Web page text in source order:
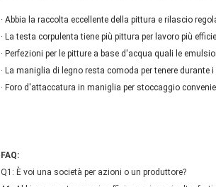
· Abbia la raccolta eccellente della pittura e rilascio
· La testa corpulenta tiene più pittura per lavoro più
· Perfezioni per le pitture a base d'acqua quali le
· La maniglia di legno resta comoda per tenere durante
· Foro d'attaccatura in maniglia per stoccaggio
FAQ:
Q1: È voi una società per azioni o un produttore?